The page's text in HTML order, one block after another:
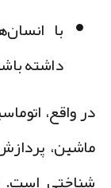
با
داشته باشند
است.